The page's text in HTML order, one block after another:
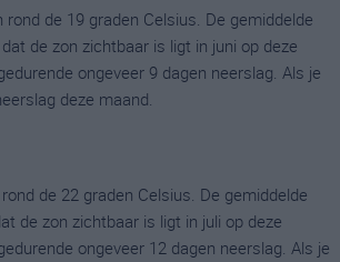
de 19 graden Celsius. De gemiddelde
de zon zichtbaar is ligt in juni op deze
ongeveer 9 dagen neerslag. Als je
deze maand.
de 22 graden Celsius. De gemiddelde
de zon zichtbaar is ligt in juli op deze
ongeveer 12 dagen neerslag. Als je